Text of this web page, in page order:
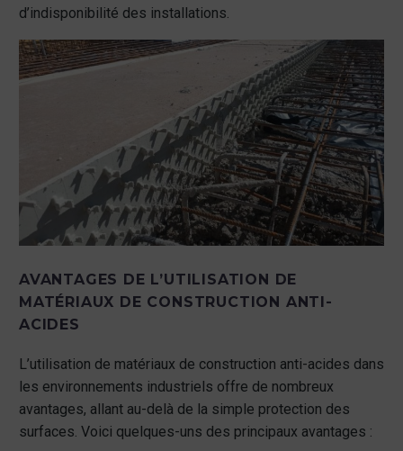
d’indisponibilité des installations.
AVANTAGES DE L’UTILISATION DE
MATÉRIAUX DE CONSTRUCTION ANTI-
ACIDES
L’utilisation de matériaux de construction anti-acides dans
les environnements industriels offre de nombreux
avantages, allant au-delà de la simple protection des
surfaces. Voici quelques-uns des principaux avantages :